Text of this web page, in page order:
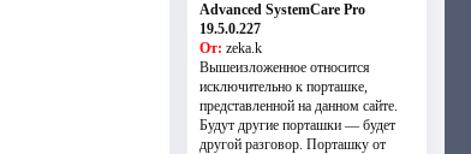
Advanced SystemCare Pro
19.5.0.227
От: zeka.k
Вышеизложенное относится
исключительно к порташке,
представленной на данном сайте.
Будут другие порташки — будет
другой разговор. Порташку от